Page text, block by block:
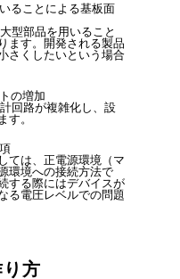
ることによる基板面
型部品を用いること
ます。開発される製品
さくしたいという場合
の増加
回路が複雑化し、設
す。
ては、正電源環境（マ
環境への接続方法で
する際にはデバイスが
る電圧レベルでの問題
方